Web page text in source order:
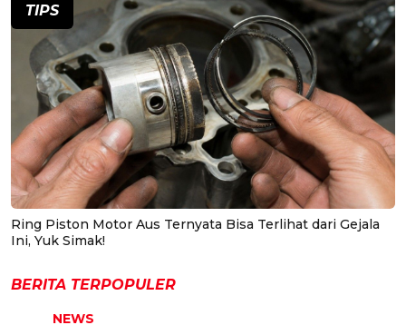
TIPS
Ring Piston Motor Aus Ternyata Bisa Terlihat dari Gejala
Ini, Yuk Simak!
BERITA TERPOPULER
NEWS